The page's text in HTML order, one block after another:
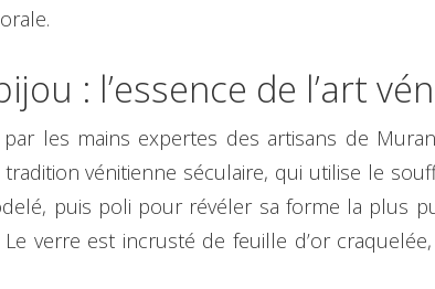
: l’essence de l’art
les mains expertes des artisans de
tradition vénitienne séculaire, qui utilise le
puis poli pour révéler sa forme la plus
Le verre est incrusté de feuille d’or